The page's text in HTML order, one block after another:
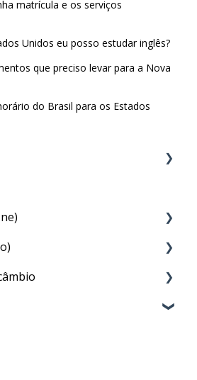
matrícula e os serviços
Unidos eu posso estudar inglês?
que preciso levar para a Nova
do Brasil para os Estados
de inglês geral do CLASS
o TALK?
TALK)
TALK)